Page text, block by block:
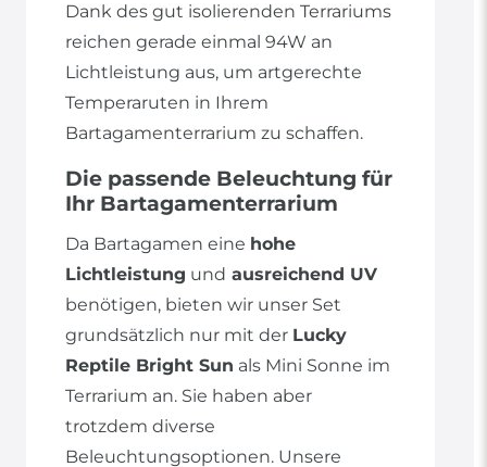
Dank des gut isolierenden Terrariums
reichen gerade einmal 94W an
Lichtleistung aus, um artgerechte
Temperaruten in Ihrem
Bartagamenterrarium zu schaffen.
Die passende Beleuchtung für
Ihr Bartagamenterrarium
Da Bartagamen eine hohe
Lichtleistung und ausreichend UV
benötigen, bieten wir unser Set
grundsätzlich nur mit der Lucky
Reptile Bright Sun als Mini Sonne im
Terrarium an. Sie haben aber
trotzdem diverse
Beleuchtungsoptionen. Unsere